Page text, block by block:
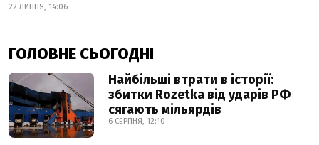
22 ЛИПНЯ, 14:06
ГОЛОВНЕ СЬОГОДНІ
Найбільші втрати в історії:
збитки Rozetka від ударів РФ
сягають мільярдів
6 СЕРПНЯ, 12:10